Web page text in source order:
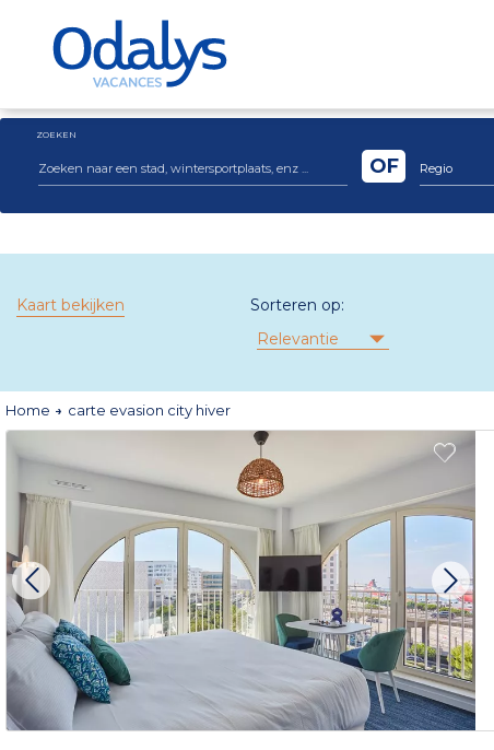
ZOEKEN
Regio
OF
Kaart bekijken
Sorteren op:
Relevantie
Home carte evasion city hiver